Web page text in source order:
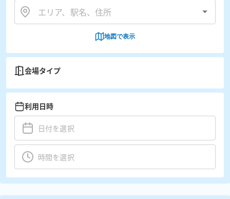
地図で表示
会場タイプ
利用日時